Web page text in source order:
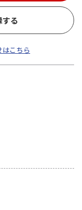
る
こちら